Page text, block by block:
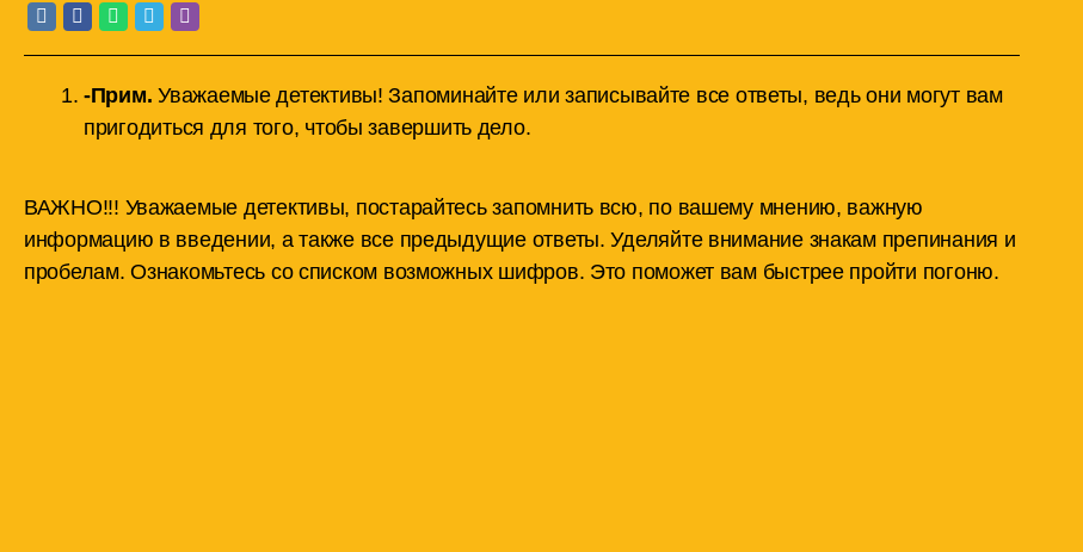
-Прим.Уважаемые детективы! Запоминайте или записывайте все ответы, ведь они могут вам
пригодиться для того, чтобы завершить дело.
ВАЖНО!!! Уважаемые детективы, постарайтесь запомнить всю, по вашему мнению, важную
информацию в введении, а также все предыдущие ответы. Уделяйте внимание знакам препинания и
пробелам. Ознакомьтесь со списком возможных шифров. Это поможет вам быстрее пройти погоню.